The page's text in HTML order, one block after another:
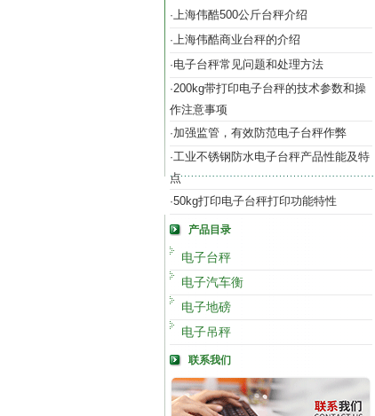
·上海伟酷500公斤台秤介绍
·上海伟酷商业台秤的介绍
·电子台秤常见问题和处理方法
·200kg带打印电子台秤的技术参数和操
作注意事项
·加强监管，有效防范电子台秤作弊
·工业不锈钢防水电子台秤产品性能及特
点
·50kg打印电子台秤打印功能特性
产品目录
电子台秤
电子汽车衡
电子地磅
电子吊秤
联系我们